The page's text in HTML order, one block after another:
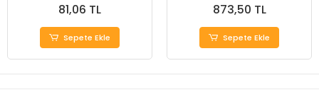
81,06 TL
Sepete Ekle
873,50 TL
Sepete Ekle